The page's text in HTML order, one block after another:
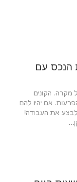
הנכס עם
מקרה. הקונים
אם יהיו להם
את העבודה!